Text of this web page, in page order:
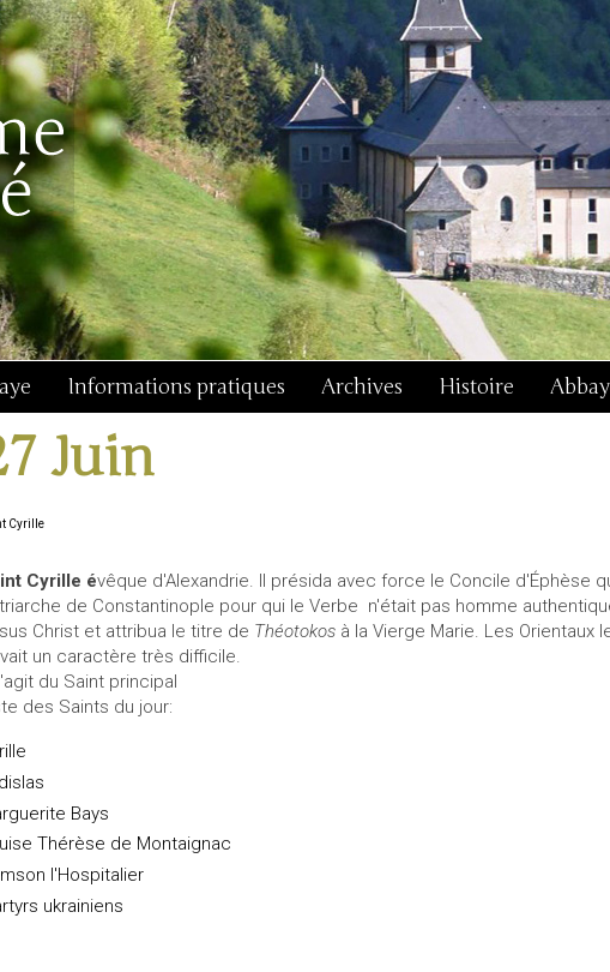
Informations pratiques Archives Histoire
Juin
Cyrille
Cyrille évêque d'Alexandrie. Il présida avec force le Concile d'Éphèse
de Constantinople pour qui le Verbe n'était pas homme
Christ et attribua le titre de Théotokos à la Vierge Marie. Les Orientaux
un caractère très difficile.
du Saint principal
des Saints du jour:
Bays
Thérèse de Montaignac
l'Hospitalier
ukrainiens